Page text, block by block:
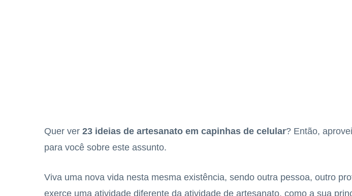
Quer ver 23 ideias de artesanato em capinhas de celular? Então,
para você sobre este assunto.
Viva uma nova vida nesta mesma existência, sendo outra pessoa, outro
exerce uma atividade diferente da atividade de artesanato, como a sua